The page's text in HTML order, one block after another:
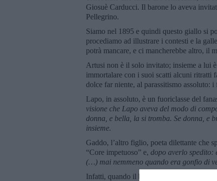
Giosuè Carducci. Il barone lo aveva
Pellegrino.
Siamo nel 1895 e quindi questo giallo si
procediamo ad illustrare i contesti e la
potrà mancare, e ci mancherebbe altro, il
Artusi non è il solo invitato; insieme a lui
immortalare con i suoi scatti alcuni ritratti
dolce far niente, al parassitismo assoluto:
Lapo, in assoluto, è un fuoriclasse del
visione che Lapo aveva del modo di
donna, e bella, la si tromba. Se donna, e
insieme.
Gaddo, l’altro figlio, poeta dilettante che
“Core impetuoso” e, dopo averlo spedito:
(…) mai nemmeno quando era gonfio di
Infatti, quando il babbo aveva annunciato